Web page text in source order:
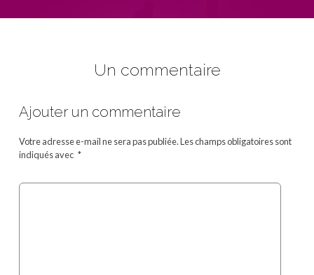
Un commentaire
Ajouter un commentaire
Votre adresse e-mail ne sera pas publiée.Les champs obligatoires sont
indiqués avec *